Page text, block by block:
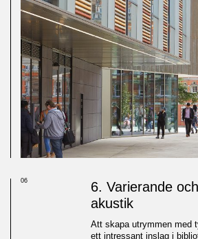
06
6. Varierande
akustik
Att skapa utrymmen med
ett intressant inslag i